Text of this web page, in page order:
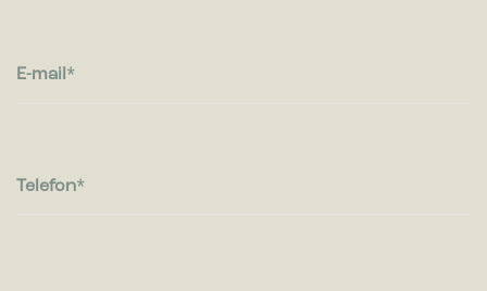
E-mail
Telefon